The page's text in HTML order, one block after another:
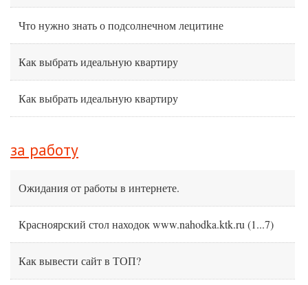
Что нужно знать о подсолнечном лецитине
Как выбрать идеальную квартиру
Как выбрать идеальную квартиру
за работу
Ожидания от работы в интернете.
Красноярский стол находок www.nahodka.ktk.ru (1...7)
Как вывести сайт в ТОП?